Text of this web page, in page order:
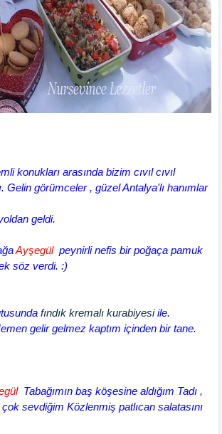
konukları arasında bizim cıvıl cıvıl
Gelin görümceler , güzel Antalya'lı hanımlar
geldi.
Ayşegül peynirli nefis bir poğaça pamuk
söz verdi. :)
fındık kremalı kurabiyesiile.
gelir gelmez kaptım içinden bir tane.
Tabağımın baş köşesine aldığım Tadı ,
sevdiğim Közlenmiş patlıcan salatasını